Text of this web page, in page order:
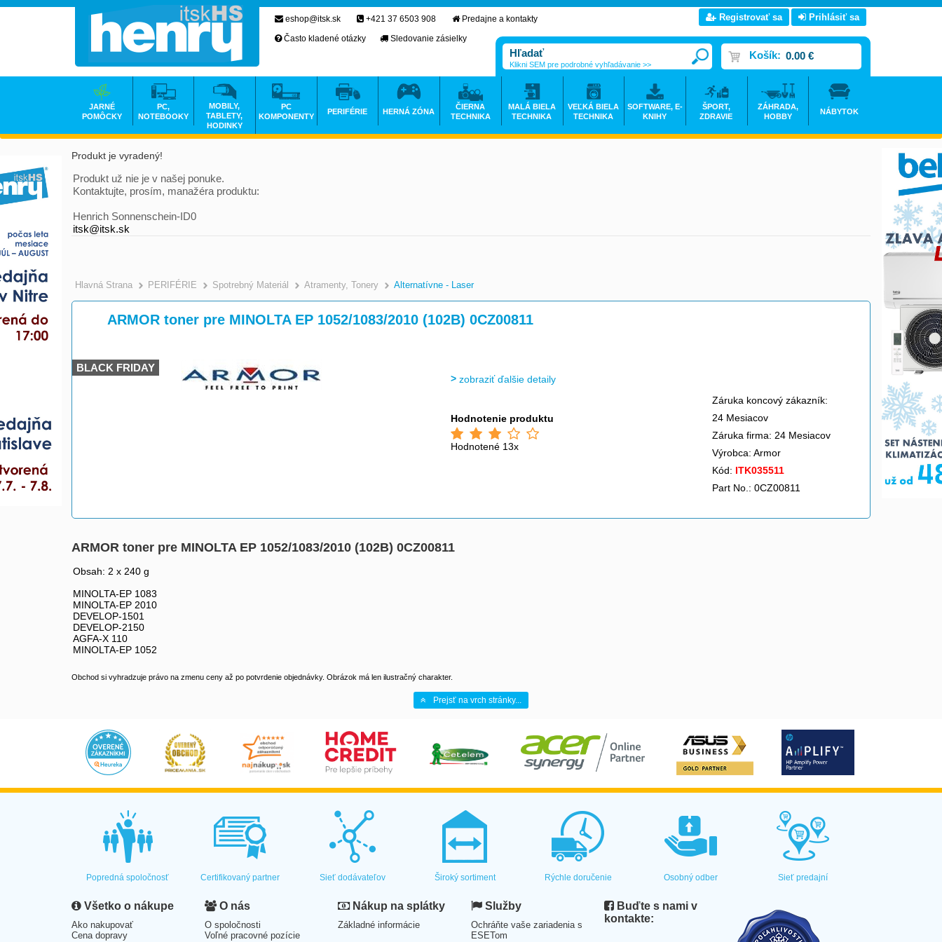
Produkt je vyradený!
Produkt už nie je v našej ponuke.
Kontaktujte, prosím, manažéra produktu:
Henrich Sonnenschein-ID0
itsk@itsk.sk
Hlavná Strana >
PERIFÉRIE >
Spotrebný Materiál >
Atramenty, Tonery >
Alternatívne - Laser
ARMOR toner pre MINOLTA EP 1052/1083/2010 (102B) 0CZ00811
BLACK FRIDAY
zobraziť ďalšie detaily
Hodnotenie produktu
Hodnotené 13x
Záruka koncový zákazník:
24 Mesiacov
Záruka firma: 24 Mesiacov
Výrobca: Armor
Kód: ITK035511
Part No.: 0CZ00811
ARMOR toner pre MINOLTA EP 1052/1083/2010 (102B) 0CZ00811
Obsah: 2 x 240 g
MINOLTA-EP 1083
MINOLTA-EP 2010
DEVELOP-1501
DEVELOP-2150
AGFA-X 110
MINOLTA-EP 1052
Obchod si vyhradzuje právo na zmenu ceny až po potvrdenie objednávky. Obrázok má len ilustračný charakter.
Prejsť na vrch stránky...
eshop@itsk.sk +421 37 6503 908
Predajne a kontakty
Často kladené otázky
Sledovanie zásielky
Registrovať sa Prihlásiť sa
Košík: 0.00 €
Klikni SEM pre podrobné vyhľadávanie >>
JARNÉ
POMÔCKY
PC,
NOTEBOOKY
MOBILY,
TABLETY,
HODINKY
PC
KOMPONENTY
PERIFÉRIE HERNÁ ZÓNA
ČIERNA
TECHNIKA
MALÁ BIELA
TECHNIKA
VEĽKÁ BIELA
TECHNIKA
SOFTWARE, E-
KNIHY
ŠPORT,
ZDRAVIE
ZÁHRADA,
HOBBY
NÁBYTOK
Popredná spoločnosť Certifikovaný partner Sieť dodávateľov Široký sortiment Rýchle doručenie Osobný odber Sieť predajní
Všetko o nákupe
Ako nakupovať
Cena dopravy
O nás
O spoločnosti
Voľné pracovné pozície
Nákup na splátky
Základné informácie
Služby
Ochráňte vaše zariadenia s
ESETom
Buďte s nami v
kontakte: